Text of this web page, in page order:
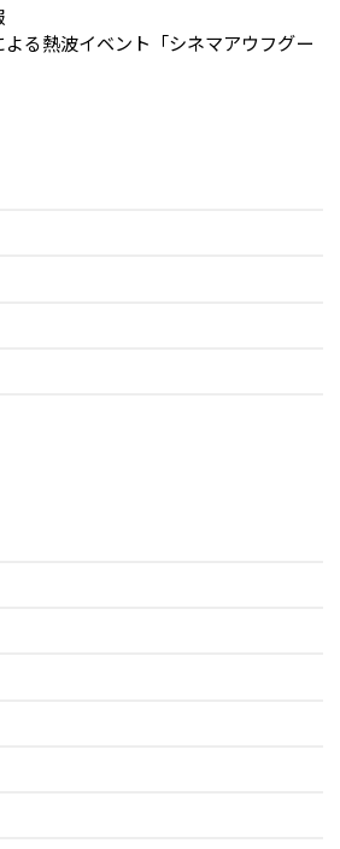
る熱波イベント「シネマアウフグー